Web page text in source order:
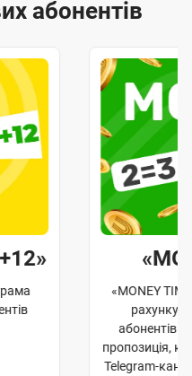
абонентів
«MONEY
рахунку
абонентів.
пропозиція,
Telegram-